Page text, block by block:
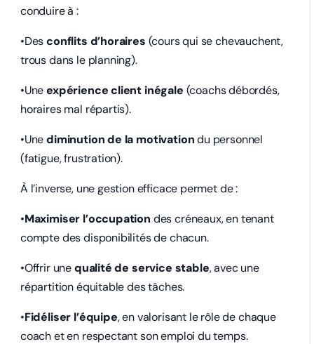
conduire à :
•Desconflits d’horaires (cours qui se chevauchent,
trous dans le planning).
•Uneexpérience client inégale (coachs débordés,
horaires mal répartis).
•Unediminution de la motivationdu personnel
(fatigue, frustration).
À l’inverse, une gestion efficace permet de :
•Maximiser l’occupation des créneaux, en tenant
compte des disponibilités de chacun.
•Offrir unequalité de service stable, avec une
répartition équitable des tâches.
•Fidéliser l’équipe, en valorisant le rôle de chaque
coach et en respectant son emploi du temps.